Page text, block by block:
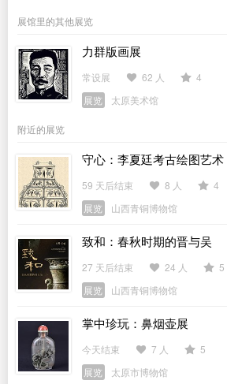
展馆里的其他展览
力群版画展
常设展 62 人
4
展览
太原美术馆
附近的展览
守心：李夏廷考古绘图艺术
59 天后结束 8 人
4
展览
山西青铜博物馆
致和：春秋时期的晋与吴
27 天后结束 24 人
5
展览
山西青铜博物馆
掌中珍玩：鼻烟壶展
今天结束 7 人
5
展览
太原市博物馆